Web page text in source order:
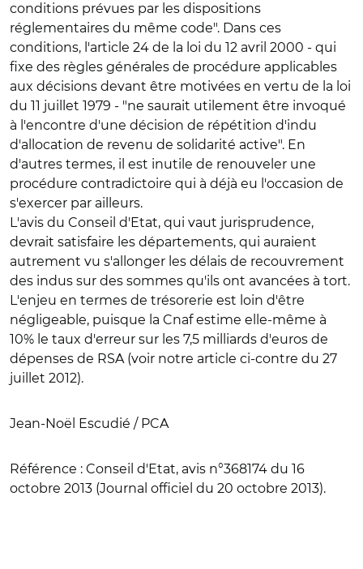
conditions prévues par les dispositions
réglementaires du même code". Dans ces
conditions, l'article 24 de la loi du 12 avril 2000 - qui
fixe des règles générales de procédure applicables
aux décisions devant être motivées en vertu de la loi
du 11 juillet 1979 - "ne saurait utilement être invoqué
à l'encontre d'une décision de répétition d'indu
d'allocation de revenu de solidarité active". En
d'autres termes, il est inutile de renouveler une
procédure contradictoire qui à déjà eu l'occasion de
s'exercer par ailleurs.
L'avis du Conseil d'Etat, qui vaut jurisprudence,
devrait satisfaire les départements, qui auraient
autrement vu s'allonger les délais de recouvrement
des indus sur des sommes qu'ils ont avancées à tort.
L'enjeu en termes de trésorerie est loin d'être
négligeable, puisque la Cnaf estime elle-même à
10% le taux d'erreur sur les 7,5 milliards d'euros de
dépenses de RSA (voir notre article ci-contre du 27
juillet 2012).
Jean-Noël Escudié / PCA
Référence : Conseil d'Etat, avis n°368174 du 16
octobre 2013 (Journal officiel du 20 octobre 2013).